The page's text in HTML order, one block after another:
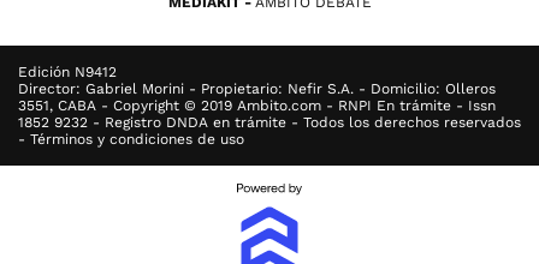
Edición N9412
Director: Gabriel Morini - Propietario: Nefir S.A. - Domicilio: Olleros
3551, CABA - Copyright © 2019 Ambito.com - RNPI En trámite - Issn
1852 9232 - Registro DNDA en trámite - Todos los derechos reservados
- Términos y condiciones de uso